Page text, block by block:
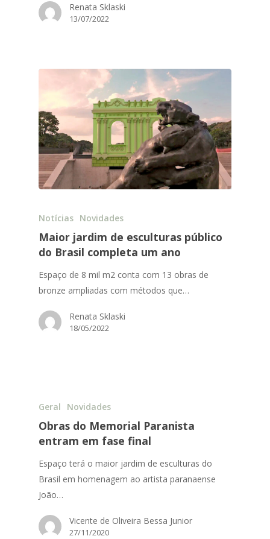
Renata Sklaski
13/07/2022
Notícias Novidades
Maior jardim de esculturas público
do Brasil completa um ano
Espaço de 8 mil m2 conta com 13 obras de
bronze ampliadas com métodos que…
Renata Sklaski
18/05/2022
Geral Novidades
Obras do Memorial Paranista
entram em fase final
Espaço terá o maior jardim de esculturas do
Brasil em homenagem ao artista paranaense
João…
Vicente de Oliveira Bessa Junior
27/11/2020